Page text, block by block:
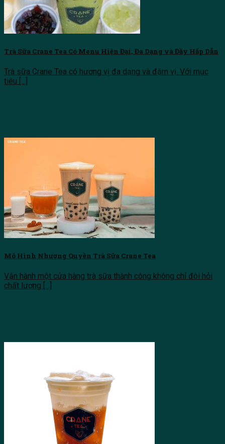
Trà Sữa Crane Tea Có Menu Hiện Đại, Đa Dạng và Đầy Hấp Dẫn
Trà sữa Crane Tea có hương vị đa dạng và đậm vị. Với mục
tiêu [...]
Mô Hình Nhượng Quyền Trà Sữa Crane Tea
Vận hành một cửa hàng trà sữa thành công không chỉ đòi hỏi
chất lượng [...]